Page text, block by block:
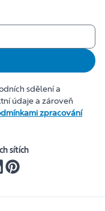
sdělení a
údaje a zároveň
zpracování
sítích